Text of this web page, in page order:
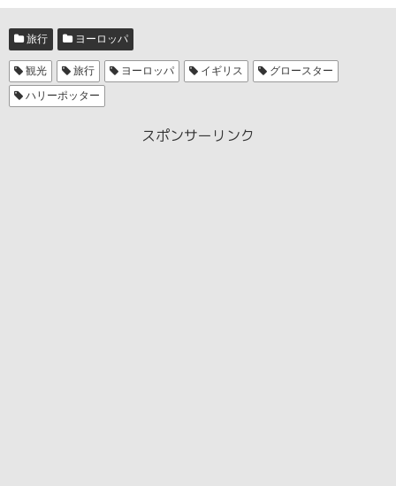
旅行 ヨーロッパ
観光 旅行 ヨーロッパ イギリス
グロースター
ハリーポッター
スポンサーリンク